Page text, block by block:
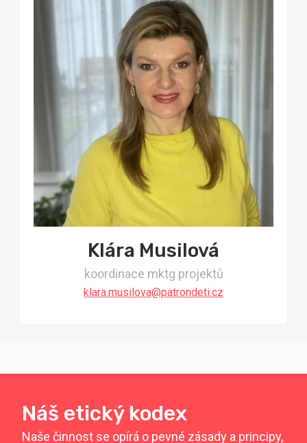
Klára Musilová
koordinace mktg projektů
klara.musilova@patrondeti.cz
Náš etický kodex
Naše činnost se opírá o pevné zásady a principy,